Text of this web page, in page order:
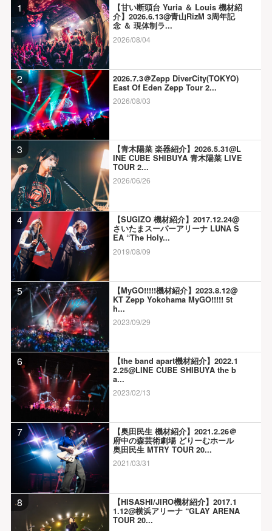
1
【甘い断頭台 Yuria ＆ Louis 機材紹
介】2026.6.13@青山RizM 3周年記
念 ＆ 現体制ラ...
2026/08/04
2
2026.7.3＠Zepp DiverCity(TOKYO)
East Of Eden Zepp Tour 2...
2026/08/03
3
【青木陽菜 楽器紹介】2026.5.31@L
INE CUBE SHIBUYA 青木陽菜 LIVE
TOUR 2...
2026/06/26
4
【SUGIZO 機材紹介】2017.12.24@
さいたまスーパーアリーナ LUNA S
EA “The Holy...
2019/08/09
5
【MyGO!!!!!機材紹介】2023.8.12@
KT Zepp Yokohama MyGO!!!!! 5t
h...
2023/09/29
6
【the band apart機材紹介】2022.1
2.25@LINE CUBE SHIBUYA the b
a...
2023/02/13
7
【奥田民生 機材紹介】2021.2.26＠
府中の森芸術劇場 どりーむホール
奥田民生 MTRY TOUR 20...
2021/03/31
8
【HISASHI/JIRO機材紹介】2017.1
1.12@横浜アリーナ “GLAY ARENA
TOUR 20...